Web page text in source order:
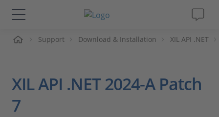
Lösungen & Produkte
Videos
Support Download & Installation XIL API .NET
XIL API .NET 2024-A Patch
7